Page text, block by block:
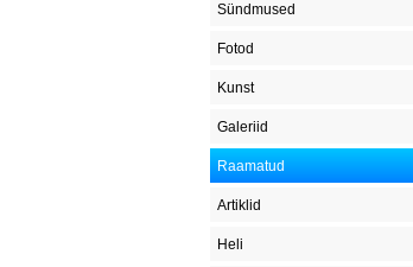
Sündmused
Fotod
Kunst
Galeriid
Raamatud
Artiklid
Heli